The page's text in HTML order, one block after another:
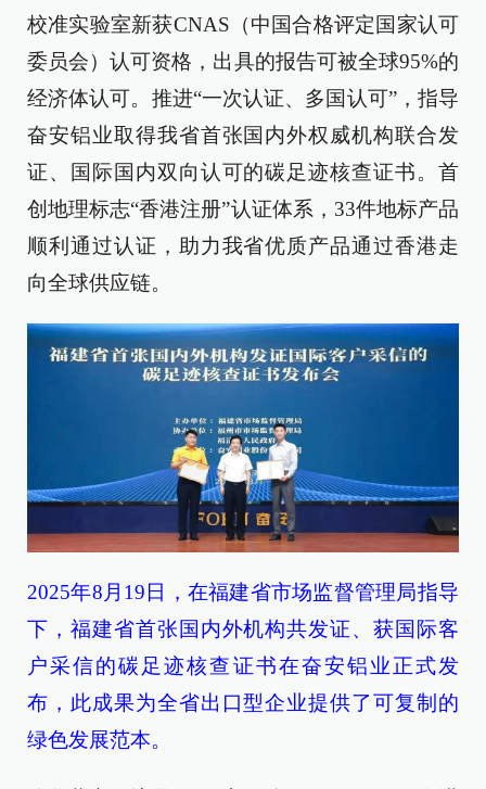
校准实验室新获CNAS（中国合格评定国家认可
委员会）认可资格，出具的报告可被全球95%的
经济体认可。推进“一次认证、多国认可”，指导
奋安铝业取得我省首张国内外权威机构联合发
证、国际国内双向认可的碳足迹核查证书。首
创地理标志“香港注册”认证体系，33件地标产品
顺利通过认证，助力我省优质产品通过香港走
向全球供应链。
2025年8月19日，在福建省市场监督管理局指导
下，福建省首张国内外机构共发证、获国际客
户采信的碳足迹核查证书在奋安铝业正式发
布，此成果为全省出口型企业提供了可复制的
绿色发展范本。